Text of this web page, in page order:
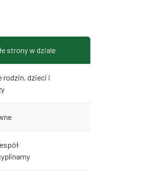
strony w dziale
rodzin, dzieci i